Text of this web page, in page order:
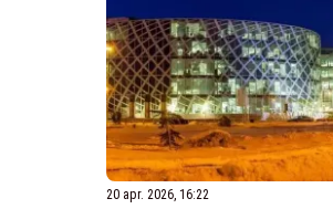
20 apr. 2026, 16:22